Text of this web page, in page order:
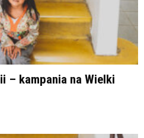
– kampania na Wielki